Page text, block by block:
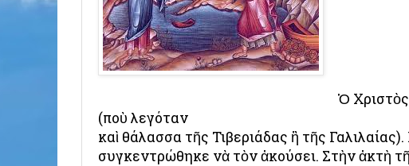
ΠΕΡΙΟΔΟΣ 2014 - 2015
Ὁ
(ποὺ λεγόταν
καὶ θάλασσα τῆς Τιβεριάδας ἢ τῆς
συγκεντρώθηκε νὰ τὸν ἀκούσει. Στὴν ἀκτὴ